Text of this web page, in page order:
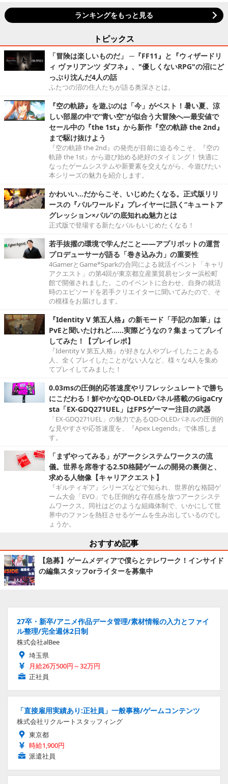
ランキングをもっと見る
トピックス
「冒険は楽しいものだ」 ─『FF11』と『ウィザードリ
ィ ヴァリアンツ ダフネ』、"優しくないRPG"の沼にど
っぷり沈んだ4人の話
ふたつの沼の住人たちが語る奥深さとは。
『空の軌跡』を遊ぶのは「今」がベスト！暑い夏、涼
しい部屋の中で“青い空”が似合う大冒険へ―最安値で
セール中の『the 1st』から新作『空の軌跡 the 2nd』
まで駆け抜けよう
『空の軌跡 the 2nd』の発売が目前に迫る今こそ、『空の
軌跡 the 1st』から遊び始める絶好のタイミング！ 快適に
なったゲームシステムや新要素を交えながら、今遊びたい
本シリーズの魅力を紹介します。
かわいい…だからこそ、いじめたくなる。正式版リリ
ースの『パルワールド』プレイヤーに訊く“キュートア
グレッション×パル”の底知れぬ魅力とは
正式版で登場する新たなパルもいじめたくなる！
若手抜擢の環境で学んだこと――アプリボットの運営
プロデューサーが語る「巻き込み力」の重要性
4GamerとGame*Sparkの合同による就活イベント「キャリ
アクエスト」の第4回が東京都立産業貿易センター浜松町
館で開催されました。このイベントに合わせ、自身の就活
時のエピソードを若手クリエイターに聞いてみたので、そ
の模様をお届けします。
『Identity V 第五人格』の新モード「手記の加筆」は
PvEと聞いたけれど……実際どうなの？集まってプレイ
してみた！【プレイレポ】
『Identity V 第五人格』が好きな人やプレイしたことある
人、全くプレイしたことがない人など、様々な4人を集め
てプレイしてみました！
0.03msの圧倒的応答速度やリフレッシュレートで勝ち
にこだわる！鮮やかなQD-OLEDパネル搭載のGigaCry
sta「EX-GDQ271UEL」はFPSゲーマー注目の武器
「EX-GDQ271UEL」の魅力であるQD-OLEDパネルの圧倒的
な見やすさや応答速度を、『Apex Legends』で体感しま
す。
「まずやってみる」がアークシステムワークスの流
儀。世界を席巻する2.5D格闘ゲームの開発の裏側と、
求める人物像【キャリアクエスト】
『ギルティギア』シリーズなどで知られ、世界的な格闘ゲ
ーム大会「EVO」でも圧倒的な存在感を放つアークシステ
ムワークス。同社はどのような組織体制で、いかにして世
界中のファンを熱狂させるゲームを生み出しているのでし
ょうか。
おすすめ記事
【急募】ゲームメディアで僕らとテレワーク！インサイド
の編集スタッフorライターを募集中
27卒・新卒/アニメ作品データ管理/素材情報の入力とファイ
ル整理/完全週休2日制
株式会社alBee
埼玉県
月給26万500円～32万円
正社員
「直接雇用実績あり:正社員」一般事務/ゲームコンテンツ
株式会社リクルートスタッフィング
東京都
時給1,900円
派遣社員